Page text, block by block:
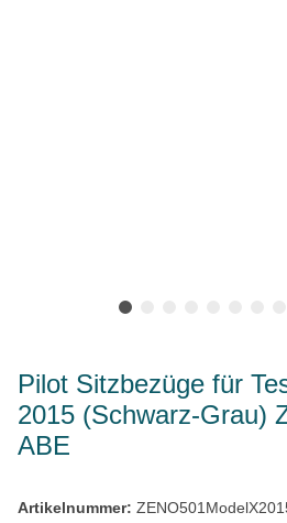
Pilot Sitzbezüge für
2015 (Schwarz-Grau)
ABE
Artikelnummer: